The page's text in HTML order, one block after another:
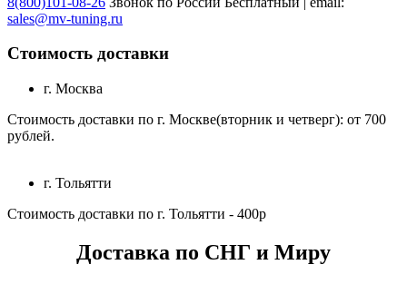
sales@mv-tuning.ru
Стоимость доставки
г. Москва
Стоимость доставки по г. Москве(вторник и четверг): от 700
рублей.
г. Тольятти
Стоимость доставки по г. Тольятти - 400р
Доставка по СНГ и Миру